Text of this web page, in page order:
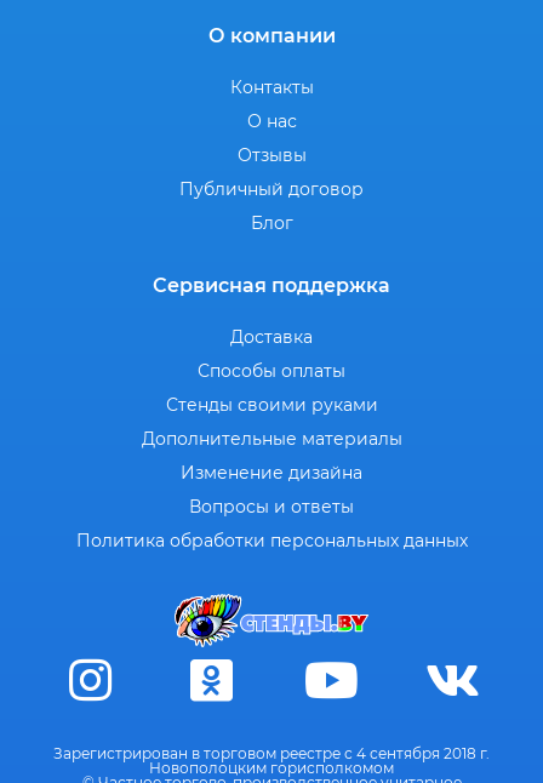
О компании
Контакты
О нас
Отзывы
Публичный договор
Блог
Сервисная поддержка
Доставка
Способы оплаты
Стенды своими руками
Дополнительные материалы
Изменение дизайна
Вопросы и ответы
Политика обработки персональных данных
Зарегистрирован в торговом реестре с 4 сентября 2018 г.
Новополоцким горисполкомом